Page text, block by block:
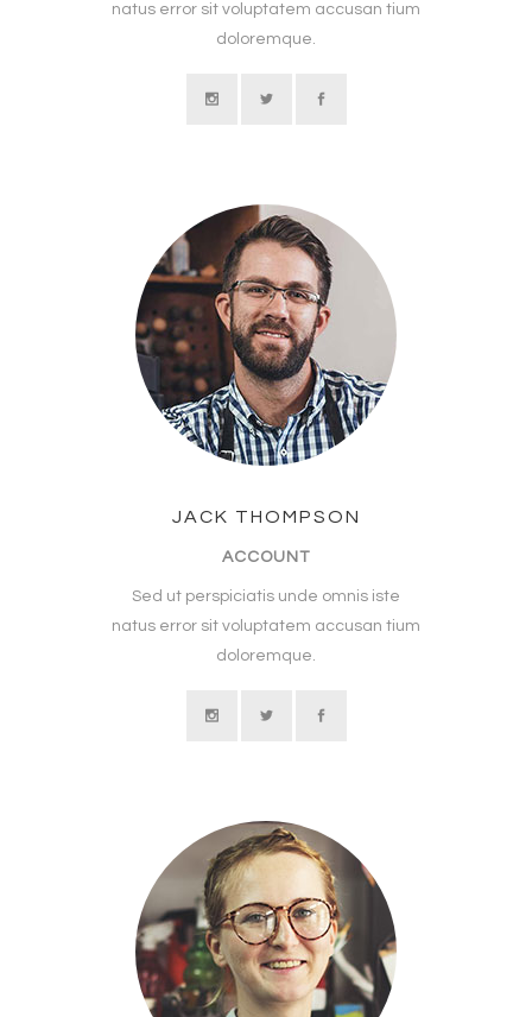
natus error sit voluptatem accusan tium
doloremque.
JACK THOMPSON
ACCOUNT
Sed ut perspiciatis unde omnis iste
natus error sit voluptatem accusan tium
doloremque.